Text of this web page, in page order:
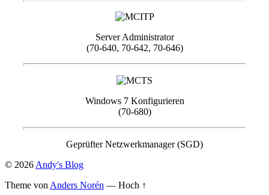
Server Administrator
(70-640, 70-642, 70-646)
Windows 7 Konfigurieren
(70-680)
Geprüfter Netzwerkmanager (SGD)
© 2026 Andy's Blog
Theme von Anders Norén — Hoch ↑